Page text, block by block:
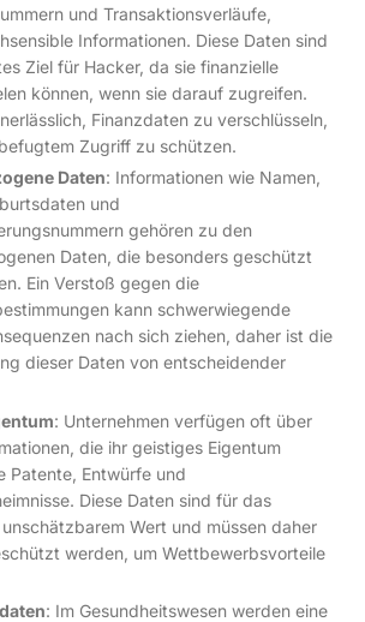
und Transaktionsverläufe,
Informationen. Diese Daten sind
Ziel für Hacker, da sie finanzielle
können, wenn sie darauf zugreifen.
Finanzdaten zu verschlüsseln,
Zugriff zu schützen.
Daten: Informationen wie Namen,
und
gehören zu den
Daten, die besonders geschützt
Ein Verstoß gegen die
kann schwerwiegende
nach sich ziehen, daher ist die
dieser Daten von entscheidender
: Unternehmen verfügen oft über
die ihr geistiges Eigentum
Patente, Entwürfe und
Diese Daten sind für das
Wert und müssen daher
werden, um Wettbewerbsvorteile
: Im Gesundheitswesen werden eine